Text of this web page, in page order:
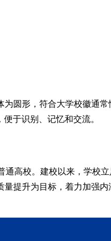
圆形，符合大学校徽通
于识别、记忆和交流。
高校。建校以来，学校
提升为目标，着力加强